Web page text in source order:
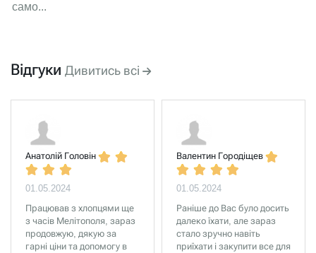
само...
Відгуки Дивитись всі
Анатолій Головін
01.05.2024
Працював з хлопцями ще
з часів Мелітополя, зараз
продовжую, дякую за
гарні ціни та допомогу в
Валентин Городіщев
01.05.2024
Раніше до Вас було досить
далеко їхати, але зараз
стало зручно навіть
приїхати і закупити все для